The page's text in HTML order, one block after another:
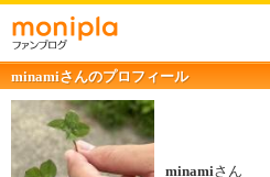
minamiさんのプロフィール
minamiさん